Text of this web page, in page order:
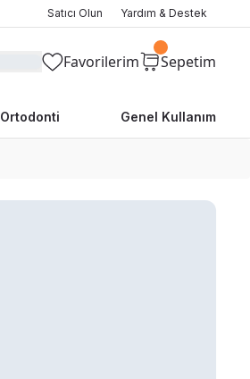
Satıcı Olun Yardım & Destek
Favorilerim Sepetim
Ortodonti Genel Kullanım